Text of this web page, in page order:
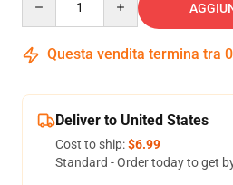
Questa vendita termina tra
Deliver to United States
Cost to ship:$6.99
Standard - Order today to get